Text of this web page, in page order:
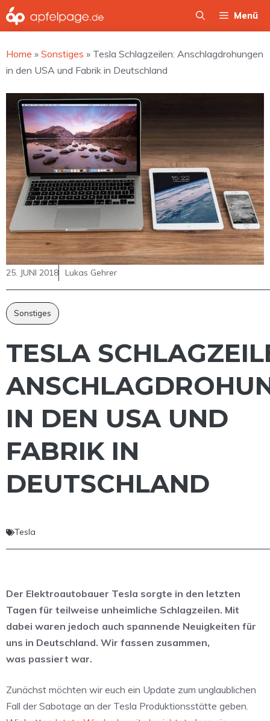
Zum
Inhalt
Menü
Home » Sonstiges » Tesla Schlagzeilen: Anschlagdrohungen
in den USA und Fabrik in Deutschland
25. JUNI 2018 Lukas Gehrer
Sonstiges
TESLA
IN DEN USA UND
FABRIK IN
DEUTSCHLAND
Tesla
Der Elektroautobauer Tesla sorgte in den letzten
Tagen für teilweise unheimliche Schlagzeilen. Mit
dabei waren jedoch auch spannende Neuigkeiten für
uns in Deutschland. Wir fassen zusammen,
was passiert war.
Zunächst möchten wir euch ein Update zum unglaublichen
Fall der Sabotage an der Tesla Produktionsstätte geben.